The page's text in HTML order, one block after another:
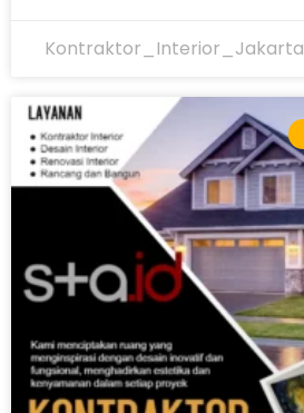
Kontraktor_Interior_Jakarta